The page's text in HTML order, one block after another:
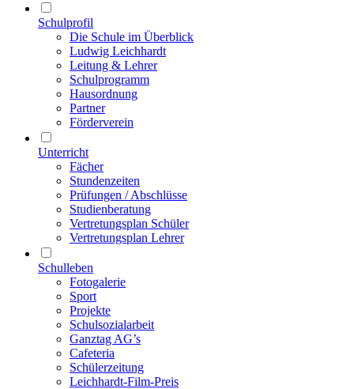
Schulprofil
Die Schule im Überblick
Ludwig Leichhardt
Leitung & Lehrer
Schulprogramm
Hausordnung
Partner
Förderverein
Unterricht
Fächer
Stundenzeiten
Prüfungen / Abschlüsse
Studienberatung
Vertretungsplan Schüler
Vertretungsplan Lehrer
Schulleben
Fotogalerie
Sport
Projekte
Schulsozialarbeit
Ganztag AG’s
Cafeteria
Schülerzeitung
Leichhardt-Film-Preis